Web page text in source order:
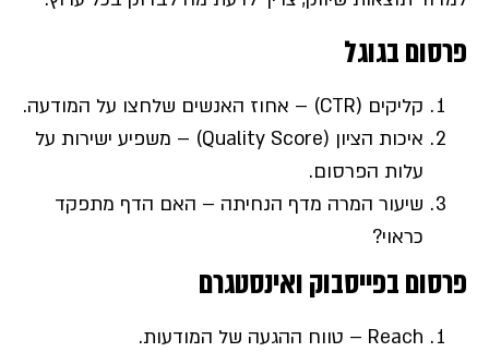
פרסום בגוגל
קליקים (CTR) – אחוז האנשים שלחצו על המודעה.
איכות הציון (Quality Score) – משפיע ישירות על
עלות הפרסום.
שיעור המרה מדף הנחיתה – האם הדף מתפקד
כראוי?
פרסום בפייסבוק ואינסטגרם
Reach – טווח ההגעה של המודעות.